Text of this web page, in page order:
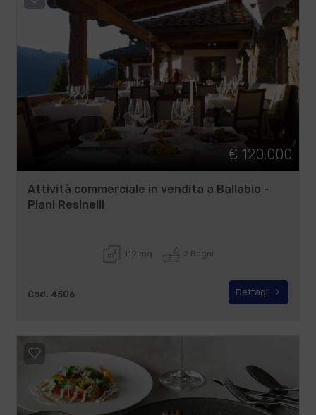
€ 120.000
Attività commerciale in vendita a Ballabio -
Piani Resinelli
119 mq 2 Bagni
Cod. 4506 Dettagli